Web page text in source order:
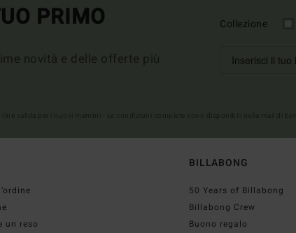
PRIMO
novità e delle offerte più
Collezione
un reso
BILLABONG
50 Years of Billabong
Billabong Crew
Buono regalo